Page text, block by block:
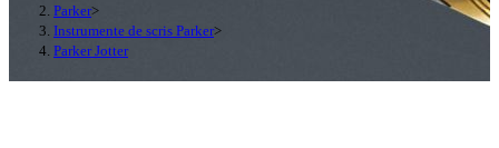
Parker>
Instrumente de scris Parker>
Parker Jotter